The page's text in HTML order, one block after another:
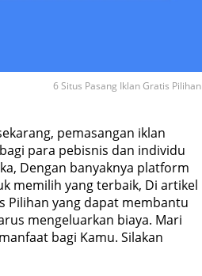
6 Situs Pasang Iklan Gratis Pilihan
pemasangan iklan
para pebisnis dan individu
Dengan banyaknya platform
memilih yang terbaik, Di artikel
Pilihan yang dapat membantu
mengeluarkan biaya. Mari
bagi Kamu. Silakan